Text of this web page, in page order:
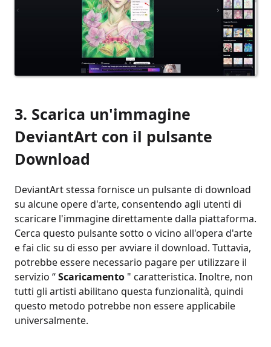
3. Scarica un'immagine
DeviantArt con il pulsante
Download
DeviantArt stessa fornisce un pulsante di download
su alcune opere d'arte, consentendo agli utenti di
scaricare l'immagine direttamente dalla piattaforma.
Cerca questo pulsante sotto o vicino all'opera d'arte
e fai clic su di esso per avviare il download. Tuttavia,
potrebbe essere necessario pagare per utilizzare il
servizio “Scaricamento " caratteristica. Inoltre, non
tutti gli artisti abilitano questa funzionalità, quindi
questo metodo potrebbe non essere applicabile
universalmente.